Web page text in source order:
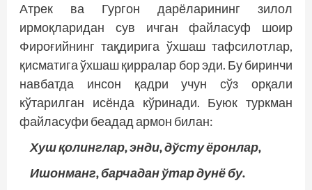
Атрек ва Гургон дарёларининг зилол
ирмоқларидан сув ичган файласуф шоир
Фироғийнинг тақдирига ўхшаш тафсилотлар,
қисматига ўхшаш қирралар бор эди. Бу биринчи
навбатда инсон қадри учун сўз орқали
кўтарилган исёнда кўринади. Буюк туркман
файласуфи беадад армон билан:
Хуш қолинглар, энди, дўсту ёронлар,
Ишонманг, барчадан ўтар дунё бу.